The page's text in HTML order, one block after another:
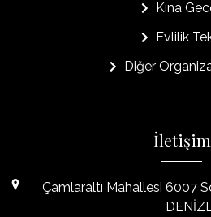
Kına
Evlilik
Diğer
İletişim
Çamlaraltı Mahallesi 6007